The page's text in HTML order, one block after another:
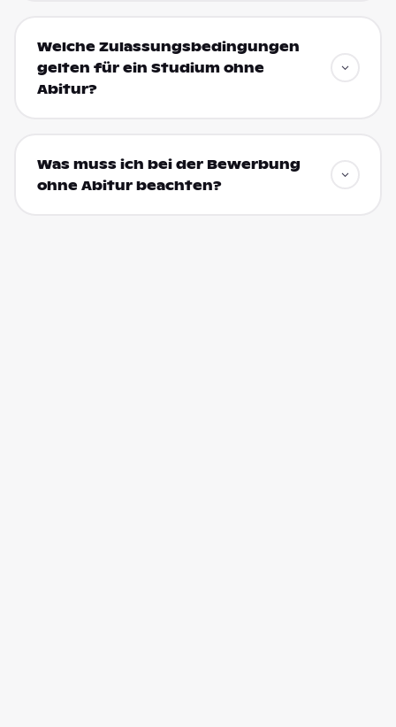
Welche Zulassungsbedingungen
gelten für ein Studium ohne
Abitur?
Was muss ich bei der Bewerbung
ohne Abitur beachten?